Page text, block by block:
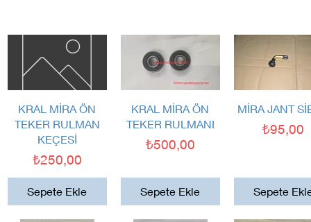
Hızlı Bakış
KRAL MİRA ÖN
TEKER RULMAN
KEÇESİ
Fiyat
₺250,00
Sepete Ekle
Hızlı Bakış
KRAL MİRA ÖN
TEKER RULMANI
Fiyat
₺500,00
Sepete Ekle
Hızlı Bakış
MİRA JANT
Fiyat
₺95,00
Sepete